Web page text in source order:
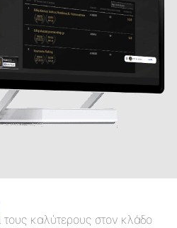
τους καλύτερους στον κλάδο